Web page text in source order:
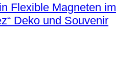
Flexible Magneten im
Deko und Souvenir